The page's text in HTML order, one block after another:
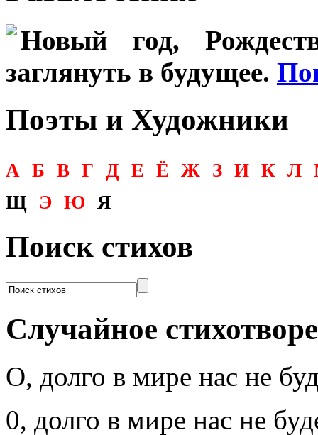
Новый год,
заглянуть в будущее.
Поэты и Художники
А Б В Г Д Е Ё Ж З И К Л
Щ Э Ю Я
Поиск стихов
Случайное
О, долго в мире нас не
0, долго в мире нас не